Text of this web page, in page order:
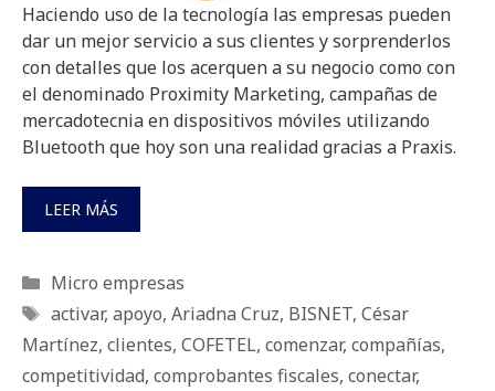
Haciendo uso de la tecnología las empresas pueden
dar un mejor servicio a sus clientes y sorprenderlos
con detalles que los acerquen a su negocio como con
el denominado Proximity Marketing, campañas de
mercadotecnia en dispositivos móviles utilizando
Bluetooth que hoy son una realidad gracias a Praxis.
LEER MÁS
Categorías
Micro empresas
Etiquetas
activar, apoyo, Ariadna Cruz, BISNET, César
Martínez, clientes, COFETEL, comenzar, compañías,
competitividad, comprobantes fiscales, conectar,